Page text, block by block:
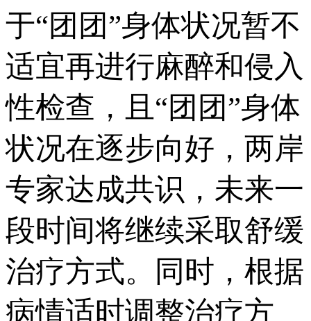
于“团团”身体状况暂不
适宜再进行麻醉和侵入
性检查，且“团团”身体
状况在逐步向好，两岸
专家达成共识，未来一
段时间将继续采取舒缓
治疗方式。同时，根据
病情适时调整治疗方